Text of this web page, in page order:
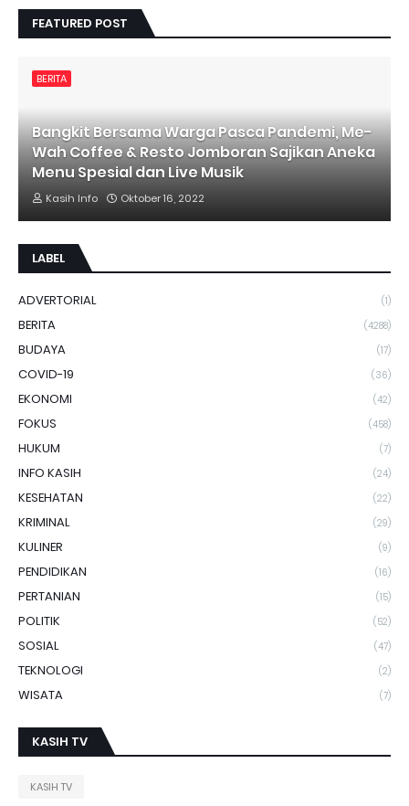
FEATURED POST
BERITA
Bangkit Bersama Warga Pasca Pandemi, Me-
Wah Coffee & Resto Jomboran Sajikan Aneka
Menu Spesial dan Live Musik
Kasih Info Oktober 16, 2022
LABEL
ADVERTORIAL (1)
BERITA (4288)
BUDAYA (17)
COVID-19 (36)
EKONOMI (42)
FOKUS (458)
HUKUM (7)
INFO KASIH (24)
KESEHATAN (22)
KRIMINAL (29)
KULINER (9)
PENDIDIKAN (16)
PERTANIAN (15)
POLITIK (52)
SOSIAL (47)
TEKNOLOGI (2)
WISATA (7)
KASIH TV
KASIH TV